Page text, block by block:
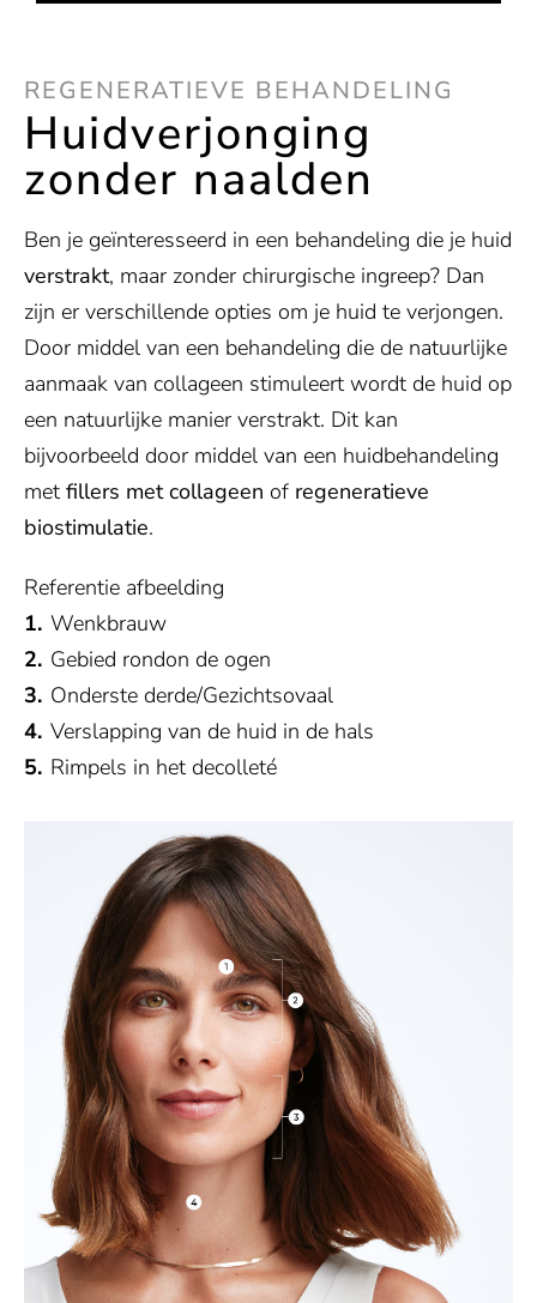
REGENERATIEVE BEHANDELING
Huidverjonging
zonder naalden
Ben je geïnteresseerd in een behandeling die je huid
verstrakt, maar zonder chirurgische ingreep? Dan
zijn er verschillende opties om je huid te verjongen.
Door middel van een behandeling die de natuurlijke
aanmaak van collageen stimuleert wordt de huid op
een natuurlijke manier verstrakt. Dit kan
bijvoorbeeld door middel van een huidbehandeling
met fillers met collageen of regeneratieve
biostimulatie.
Referentie afbeelding
Wenkbrauw
Gebied rondon de ogen
Onderste derde/Gezichtsovaal
Verslapping van de huid in de hals
Rimpels in het decolleté